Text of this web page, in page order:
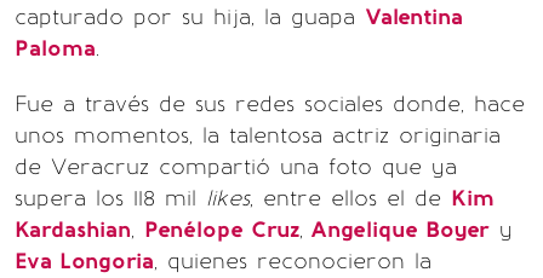
capturado por su hija, la guapa Valentina
Paloma.
Fue a través de sus redes sociales donde, hace
unos momentos, la talentosa actriz originaria
de Veracruz compartió una foto que ya
supera los 118 mil likes, entre ellos el de Kim
Kardashian, Penélope Cruz, Angelique Boyer y
Eva Longoria, quienes reconocieron la